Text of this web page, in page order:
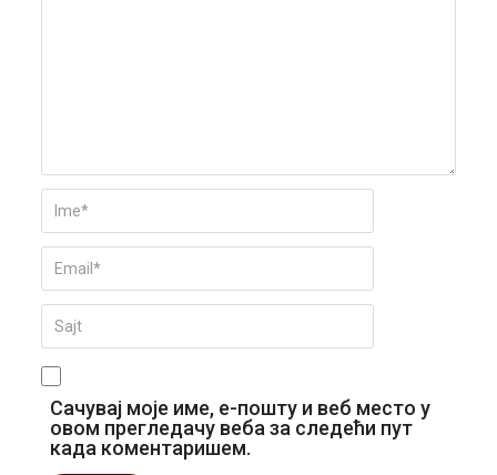
Сачувај моје име, е-пошту и веб место у
овом прегледачу веба за следећи пут
када коментаришем.